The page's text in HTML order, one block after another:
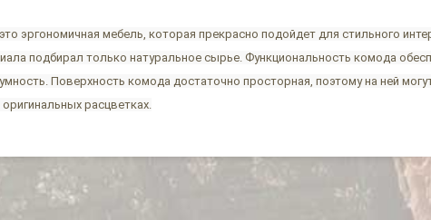
эргономичная мебель, которая прекрасно подойдет для стильного
подбирал только натуральное сырье. Функциональность комода
Поверхность комода достаточно просторная, поэтому на ней
расцветках.